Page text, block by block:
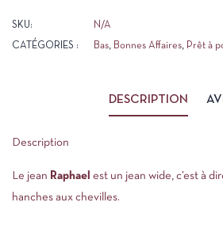
SKU: N/A
CATÉGORIES : Bas, Bonnes Affaires, Prêt à
DESCRIPTION
Description
Le jean Raphael est un jean wide, c’est à
hanches aux chevilles.